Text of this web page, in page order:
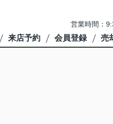
営業時間：
来店予約 会員登録 売